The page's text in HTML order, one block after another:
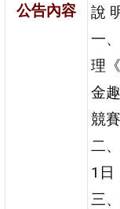
公告內容
說
一
理
金
競
二
1日
三